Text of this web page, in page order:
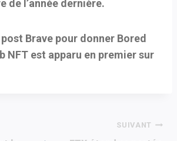
de l’année dernière.
Brave pour donner Bored
NFT est apparu en premier sur
SUIVANT